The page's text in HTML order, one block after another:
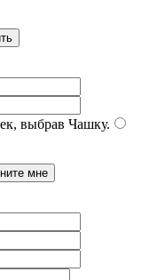
выбрав Чашку.